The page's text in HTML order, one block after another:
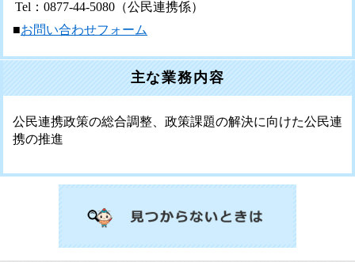
Tel：0877-44-5080 （公民連携係）
■お問い合わせフォーム
主な業務内容
公民連携政策の総合調整、政策課題の解決に向けた公民連
携の推進